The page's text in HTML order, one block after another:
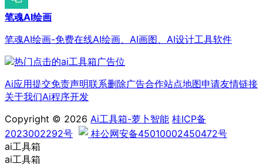
笔魂AI绘画
笔魂AI绘画-免费在线AI绘画、AI画图、AI设计工具软件
Ai应用提交免责声明联系删除广告合作站点地图申请友情链接
关于我们Ai程序开发
Copyright © 2026 Ai工具箱-萝卜智能 桂ICP备
2023002292号
桂公网安备45010002450472号
ai工具箱
ai工具箱